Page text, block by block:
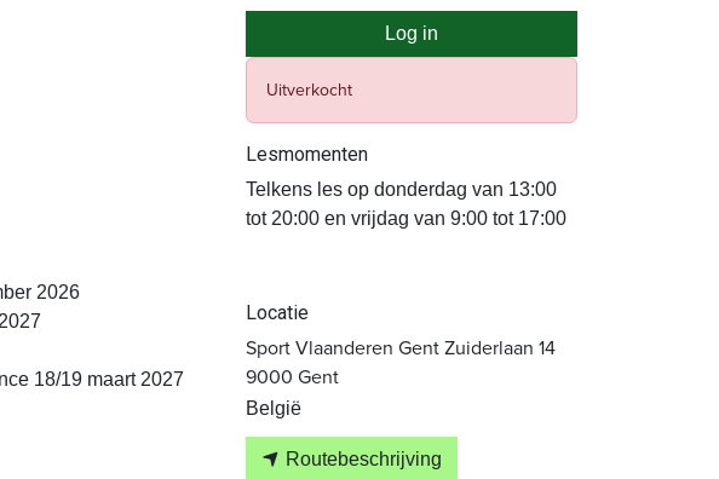
2026
18/19 maart 2027
Log in
Uitverkocht
Lesmomenten
Telkens les op donderdag van 13:00
tot 20:00 en vrijdag van 9:00 tot 17:00
Locatie
Sport Vlaanderen Gent Zuiderlaan 14
9000 Gent
België
Routebeschrijving